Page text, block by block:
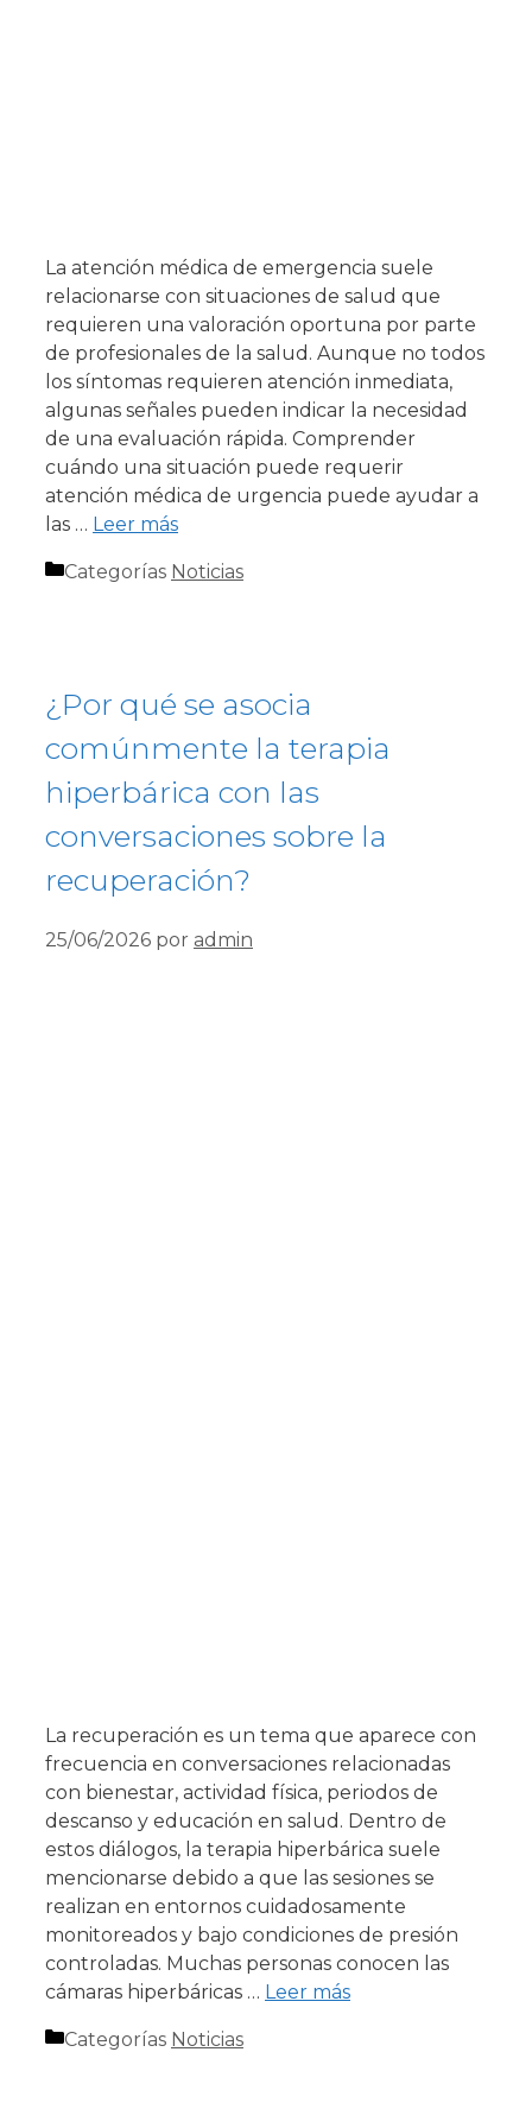
La atención médica de emergencia suele
relacionarse con situaciones de salud que
requieren una valoración oportuna por parte
de profesionales de la salud. Aunque no todos
los síntomas requieren atención inmediata,
algunas señales pueden indicar la necesidad
de una evaluación rápida. Comprender
cuándo una situación puede requerir
atención médica de urgencia puede ayudar a
las … Leer más
Categorías Noticias
¿Por qué se asocia
comúnmente la terapia
hiperbárica con las
conversaciones sobre la
recuperación?
25/06/2026 por admin
La recuperación es un tema que aparece con
frecuencia en conversaciones relacionadas
con bienestar, actividad física, periodos de
descanso y educación en salud. Dentro de
estos diálogos, la terapia hiperbárica suele
mencionarse debido a que las sesiones se
realizan en entornos cuidadosamente
monitoreados y bajo condiciones de presión
controladas. Muchas personas conocen las
cámaras hiperbáricas … Leer más
Categorías Noticias